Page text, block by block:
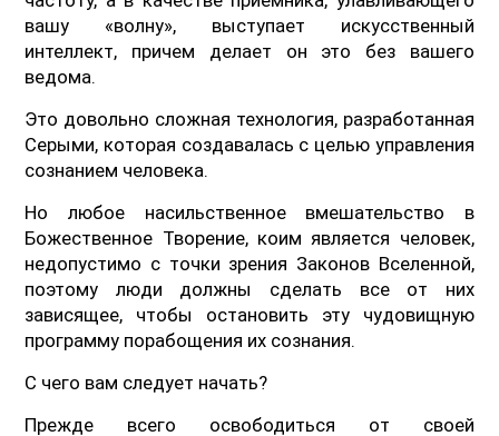
вашу «волну», выступает искусственный
интеллект, причем делает он это без вашего
ведома.
Это довольно сложная технология, разработанная
Серыми, которая создавалась с целью управления
сознанием человека.
Но любое насильственное вмешательство в
Божественное Творение, коим является человек,
недопустимо с точки зрения Законов Вселенной,
поэтому люди должны сделать все от них
зависящее, чтобы остановить эту чудовищную
программу порабощения их сознания.
С чего вам следует начать?
Прежде всего освободиться от своей